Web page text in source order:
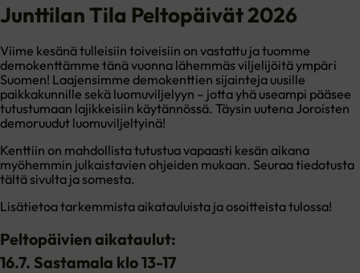
Junttilan Tila Peltopäivät 2026
Viime kesänä tulleisiin toiveisiin on vastattu ja tuomme
demokenttämme tänä vuonna lähemmäs viljelijöitä ympäri
Suomen! Laajensimme demokenttien sijainteja uusille
paikkakunnille sekä luomuviljelyyn – jotta yhä useampi pääsee
tutustumaan lajikkeisiin käytännössä. Täysin uutena Joroisten
demoruudut luomuviljeltyinä!
Kenttiin on mahdollista tutustua vapaasti kesän aikana
myöhemmin julkaistavien ohjeiden mukaan. Seuraa tiedotusta
tältä sivulta ja somesta.
Lisätietoa tarkemmista aikatauluista ja osoitteista tulossa!
Peltopäivien aikataulut:
16.7. Sastamala klo 13-17